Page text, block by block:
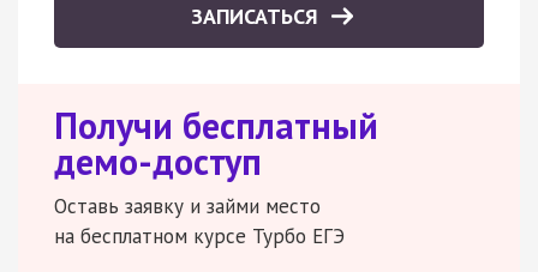
ЗАПИСАТЬСЯ
Получи бесплатный
демо-доступ
Оставь заявку и займи место
на бесплатном курсе Турбо ЕГЭ